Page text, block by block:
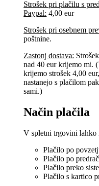
Strošek pri plačilu s
Paypal: 4,00 eur
Strošek pri osebnem
poštnine.
Zastonj dostava:
nad 40 eur krijemo mi.
krijemo strošek 4,00
nastanejo s plačilom
sami.)
Način plačila
V spletni trgovini lahko
Plačilo po
Plačilo po
Plačilo preko
Plačilo s kartico